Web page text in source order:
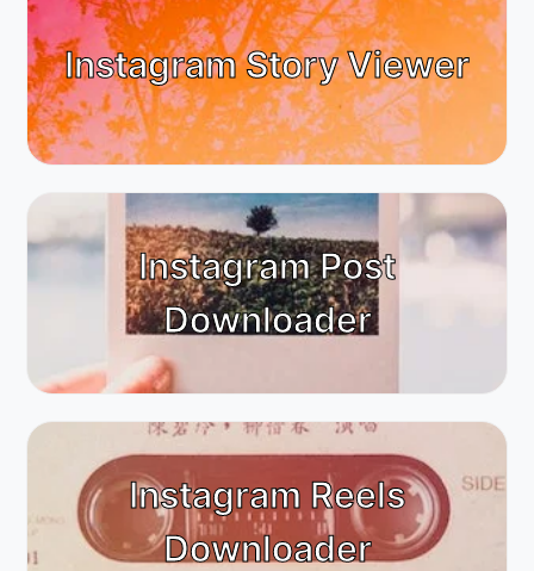
Instagram Story Viewer
Instagram Post
Downloader
Instagram Reels
Downloader